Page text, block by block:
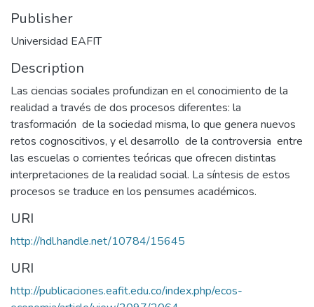
Publisher
Universidad EAFIT
Description
Las ciencias sociales profundizan en el conocimiento de la
realidad a través de dos procesos diferentes: la
trasformación de la sociedad misma, lo que genera nuevos
retos cognoscitivos, y el desarrollo de la controversia entre
las escuelas o corrientes teóricas que ofrecen distintas
interpretaciones de la realidad social. La síntesis de estos
procesos se traduce en los pensumes académicos.
URI
http://hdl.handle.net/10784/15645
URI
http://publicaciones.eafit.edu.co/index.php/ecos-